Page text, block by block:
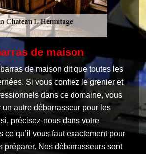
de maison
de maison dit que toutes les
Si vous confiez le grenier et
dans ce domaine, vous
autre débarrasseur pour les
précisez-nous dans votre
ce qu’il vous faut exactement pour
préparer. Nos débarrasseurs sont